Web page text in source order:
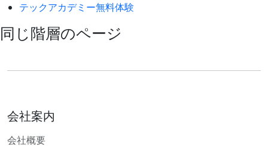
テックアカデミー無料体験
同じ階層のページ
会社案内
会社概要